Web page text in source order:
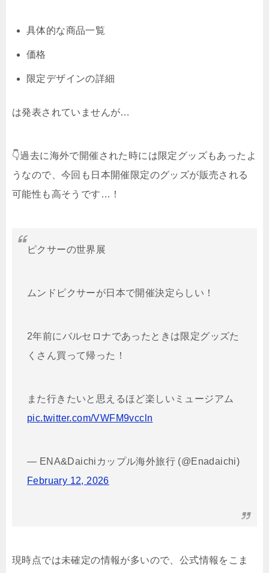
具体的な商品一覧
価格
限定デザインの詳細
は発表されていませんが…
👇過去に海外で開催された時には限定グッズもあったよ
うなので、今回も日本開催限定のグッズが販売される
可能性も高そうです…！
ピクサーの世界展
ムンドピクサーが日本で開催決定らしい！
2年前にバルセロナであったときは限定グッズた
くさん買って帰った！
また行きたいと思えるほど楽しいミュージアム
pic.twitter.com/VWFM9vccln
— ENA&Daichiカップル海外旅行 (@Enadaichi)
February 12, 2026
現時点では未確定の情報が多いので、公式情報をこま